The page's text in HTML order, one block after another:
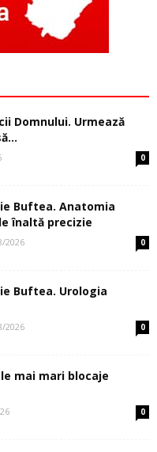
Domnului. Urmează
0
Buftea. Anatomia
înaltă precizie
2026 0
Buftea. Urologia
2026 0
mai mari blocaje
0